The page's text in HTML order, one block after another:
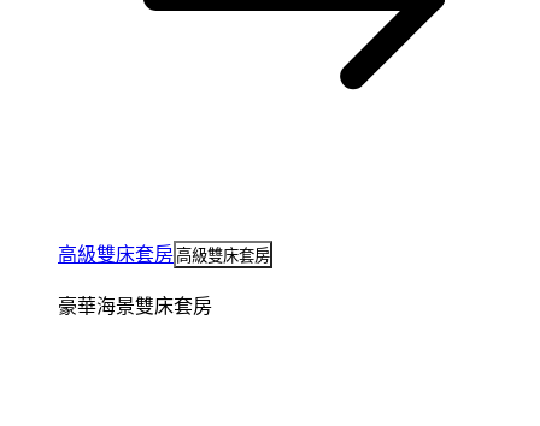
高級雙床套房高級雙床套房
豪華海景雙床套房